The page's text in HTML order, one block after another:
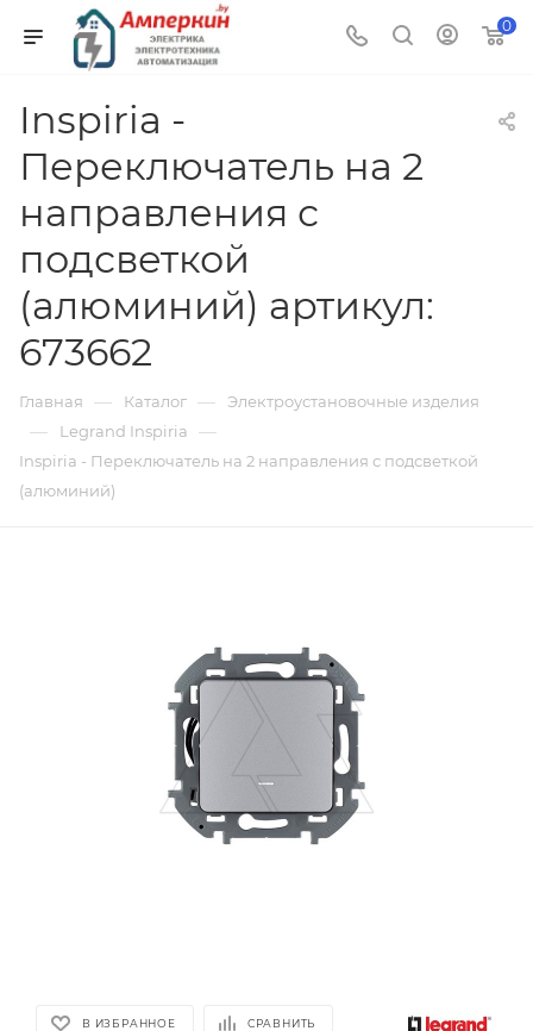
0
Inspiria -
Переключатель на 2
направления с
подсветкой
(алюминий) артикул:
673662
Главная — Каталог — Электроустановочные изделия
— Legrand Inspiria —
Inspiria - Переключатель на 2 направления с подсветкой
(алюминий)
В ИЗБРАННОЕ СРАВНИТЬ